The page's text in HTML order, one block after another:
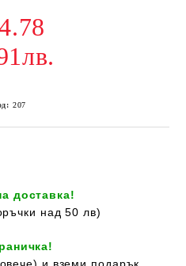
207
доставка!
над 50 лв)